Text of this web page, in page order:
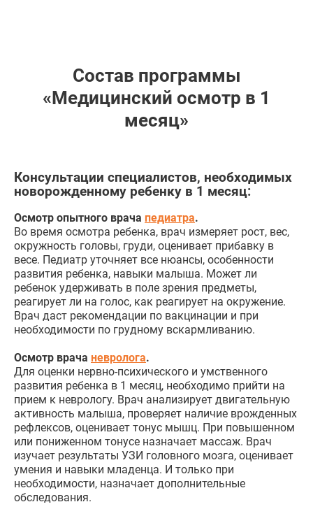
Состав программы
«Медицинский осмотр в 1
месяц»
Консультации специалистов, необходимых
новорожденному ребенку в 1 месяц:
Осмотр опытного врача педиатра.
Во время осмотра ребенка, врач измеряет рост, вес,
окружность головы, груди, оценивает прибавку в
весе. Педиатр уточняет все нюансы, особенности
развития ребенка, навыки малыша. Может ли
ребенок удерживать в поле зрения предметы,
реагирует ли на голос, как реагирует на окружение.
Врач даст рекомендации по вакцинации и при
необходимости по грудному вскармливанию.
Осмотр врача невролога.
Для оценки нервно-психического и умственного
развития ребенка в 1 месяц, необходимо прийти на
прием к неврологу. Врач анализирует двигательную
активность малыша, проверяет наличие врожденных
рефлексов, оценивает тонус мышц. При повышенном
или пониженном тонусе назначает массаж. Врач
изучает результаты УЗИ головного мозга, оценивает
умения и навыки младенца. И только при
необходимости, назначает дополнительные
обследования.